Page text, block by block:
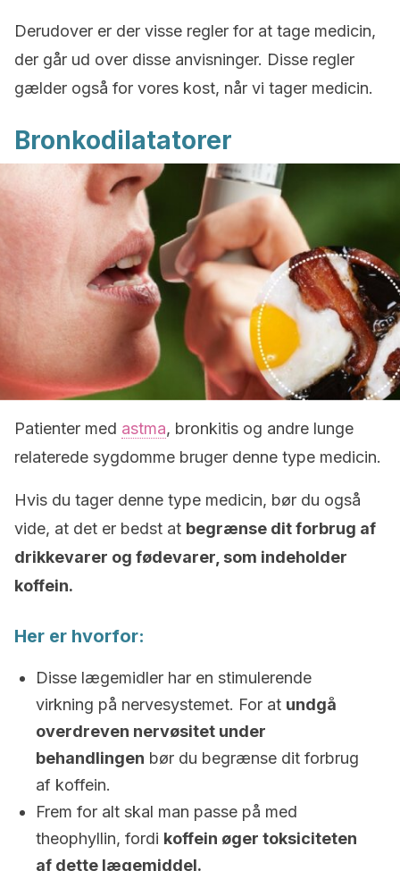
Derudover er der visse regler for at tage medicin,
der går ud over disse anvisninger. Disse regler
gælder også for vores kost, når vi tager medicin.
Bronkodilatatorer
Patienter med astma, bronkitis og andre lunge
relaterede sygdomme bruger denne type medicin.
Hvis du tager denne type medicin, bør du også
vide, at det er bedst at begrænse dit forbrug af
drikkevarer og fødevarer, som indeholder
koffein.
Her er hvorfor:
Disse lægemidler har en stimulerende
virkning på nervesystemet. For at undgå
overdreven nervøsitet under
behandlingen bør du begrænse dit forbrug
af koffein.
Frem for alt skal man passe på med
theophyllin, fordi koffein øger toksiciteten
af ​​dette lægemiddel.